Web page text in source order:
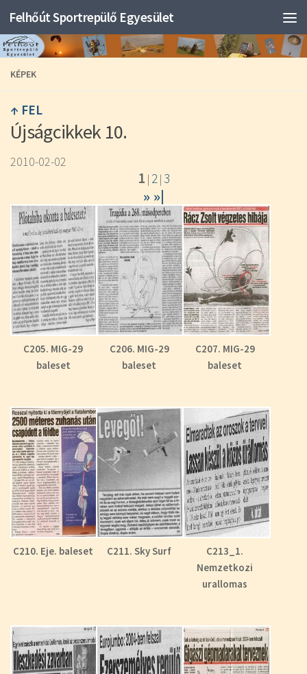
Felhőút Sportrepülő Egyesület
KÉPEK
↑ FEL
Újságcikkek 10.
2010-02-02
1 | 2| 3
» »|
C205. MIG-29
baleset
C206. MIG-29
baleset
C207. MIG-29
baleset
C210. Eje. baleset C211. Sky Surf
C213_1.
Nemzetkozi
urallomas